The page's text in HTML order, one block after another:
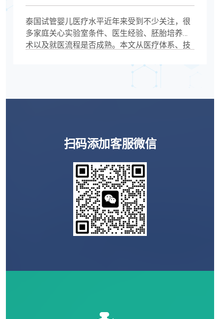
泰国试管婴儿医疗水平近年来受到不少关注，很
多家庭关心实验室条件、医生经验、胚胎培养技
术以及就医流程是否成熟。本文从医疗体系、技
解析泰国辅助生殖医疗水平现状，帮助有需求的
扫码添加客服微信